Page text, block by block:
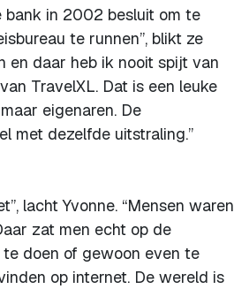
bank in 2002 besluit om te
te runnen”, blikt ze
en daar heb ik nooit spijt van
TravelXL. Dat is een leuke
eigenaren. De
met dezelfde uitstraling.”
lacht Yvonne. “Mensen waren
zat men echt op de
doen of gewoon even te
op internet. De wereld is